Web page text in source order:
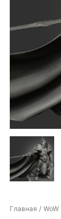
Главная / WoW